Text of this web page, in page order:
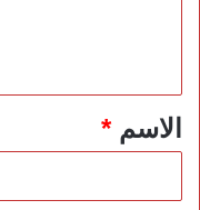
*الاسم*